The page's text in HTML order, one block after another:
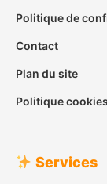
Politique de
Contact
Plan du site
Politique cookies
Services